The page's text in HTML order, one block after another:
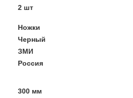
2 шт
Ножки
Черный
ЗМИ
Россия
300 мм